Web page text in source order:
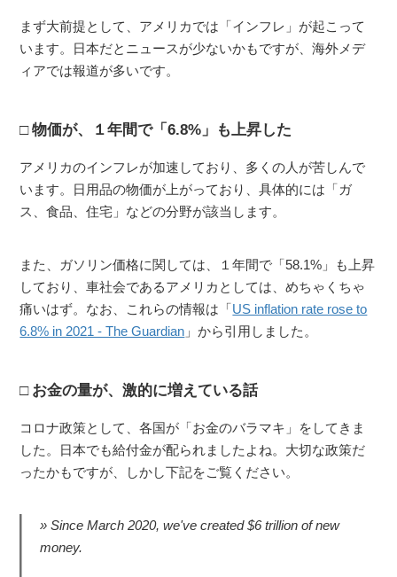
まず大前提として、アメリカでは「インフレ」が起こって
います。日本だとニュースが少ないかもですが、海外メデ
ィアでは報道が多いです。
物価が、１年間で「6.8%」も上昇した
アメリカのインフレが加速しており、多くの人が苦しんで
います。日用品の物価が上がっており、具体的には「ガ
ス、食品、住宅」などの分野が該当します。
また、ガソリン価格に関しては、１年間で「58.1%」も上昇
しており、車社会であるアメリカとしては、めちゃくちゃ
痛いはず。なお、これらの情報は「US inflation rate rose to
6.8% in 2021 - The Guardian 」から引用しました。
お金の量が、激的に増えている話
コロナ政策として、各国が「お金のバラマキ」をしてきま
した。日本でも給付金が配られましたよね。大切な政策だ
ったかもですが、しかし下記をご覧ください。
Since March 2020, we've created $6 trillion of new
money.